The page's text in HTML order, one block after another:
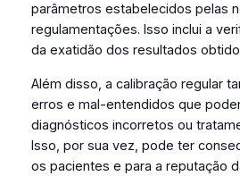
parâmetros estabelecidos pelas
regulamentações. Isso inclui a
da exatidão dos resultados
Além disso, a calibração regular
erros e mal-entendidos que
diagnósticos incorretos ou
Isso, por sua vez, pode ter
os pacientes e para a reputação